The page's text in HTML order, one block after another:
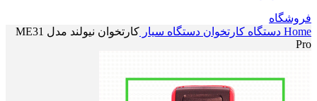
فروشگاه
Home دستگاه کارتخوان دستگاه سیار
کارتخوان نیولند مدل ME31
Pro